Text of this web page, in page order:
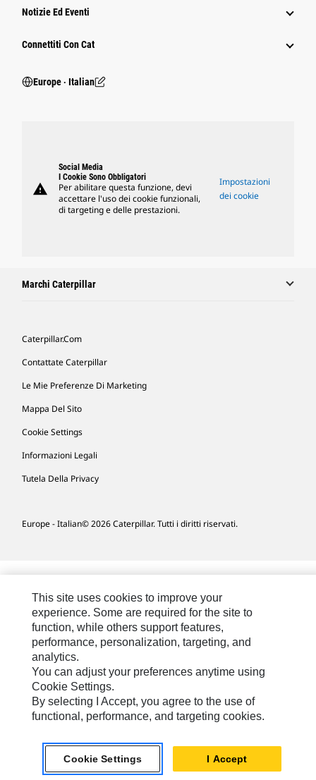
Notizie Ed Eventi
Connettiti Con Cat
Europe ‧ Italian
warning
Social Media
I Cookie Sono Obbligatori
Per abilitare questa funzione, devi
accettare l'uso dei cookie funzionali,
di targeting e delle prestazioni.
Impostazioni
dei cookie
Marchi Caterpillar
Caterpillar.com
Contattate Caterpillar
Le Mie Preferenze Di Marketing
Mappa Del Sito
Cookie Settings
Informazioni Legali
Tutela Della Privacy
Europe - Italian© 2026 Caterpillar. Tutti i diritti riservati.
This site uses cookies to improve your
experience. Some are required for the site to
function, while others support features,
performance, personalization, targeting, and
analytics.
You can adjust your preferences anytime using
Cookie Settings.
By selecting I Accept, you agree to the use of
functional, performance, and targeting cookies.
Cookie Settings I Accept